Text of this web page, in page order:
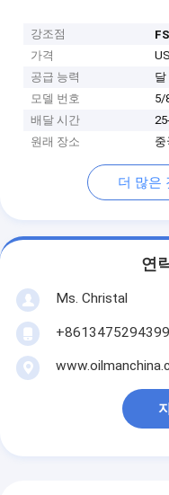
강조점
가격
공급 능력
달
모델 번호
5/
배달 시간
원래 장소
중
더 많은
연
Ms. Christal
+8613475294399